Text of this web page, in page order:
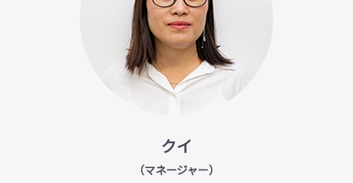
クイ
（マネージャー）